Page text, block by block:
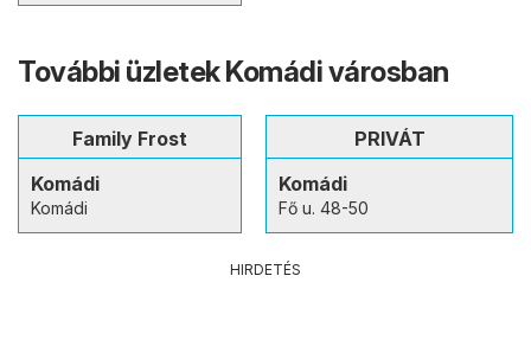
További üzletek Komádi városban
Family Frost
Komádi
Komádi
PRIVÁT
Komádi
Fő u. 48-50
HIRDETÉS